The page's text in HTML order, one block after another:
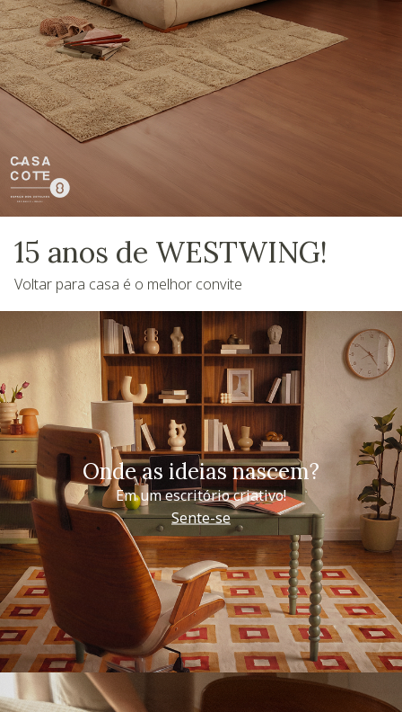
15 anos de WESTWING!
Voltar para casa é o melhor convite
Onde as ideias nascem?
Em um escritório criativo!
Sente-se